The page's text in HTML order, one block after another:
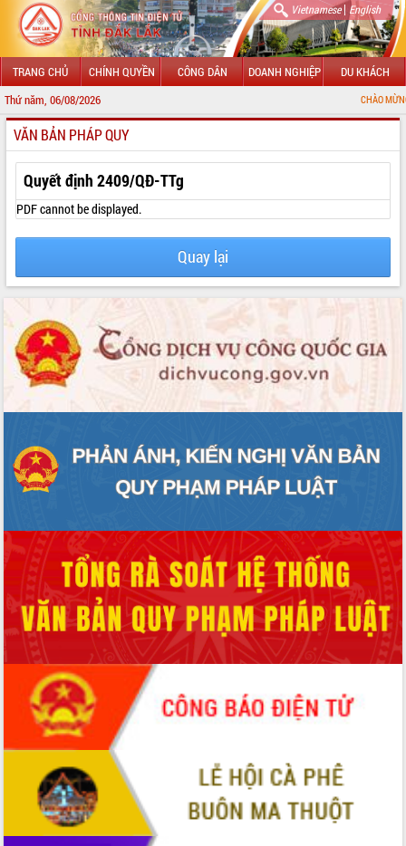
Vietnamese| English
TRANG CHỦ CHÍNH QUYỀN CÔNG DÂN DOANH NGHIỆP DU KHÁCH
Thứ năm, 06/08/2026 CHÀO MỪNG ĐẾN VỚI
GIỚI THIỆU
LÃNH ĐẠO UBND TỈNH
TIN TỨC SỰ KIỆN
UBND CÁC XÃ, PHƯỜNG
THÔNG TIN CHỈ ĐẠO ĐIỀU HÀNH
HỆ THỐNG VĂN BẢN
VĂN BẢN HĐND TỈNH
QUY HOẠCH - KẾ HOẠCH
VIDEO
VĂN BẢN PHÁP QUY
Quyết định 2409/QĐ-TTg
PDF cannot be displayed.
Quay lại